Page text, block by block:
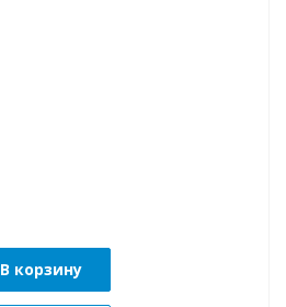
В корзину